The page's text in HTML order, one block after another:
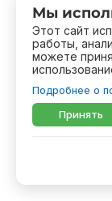
GDPR) и
регуляторов.
интерфейсу,
Сервис
при этом
раздражающих
Мы
Этот сайт
работы,
можете
Подробнее о
Принять